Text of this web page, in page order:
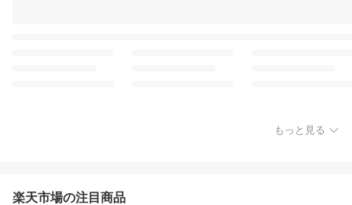
もっと見る
楽天市場の注目商品